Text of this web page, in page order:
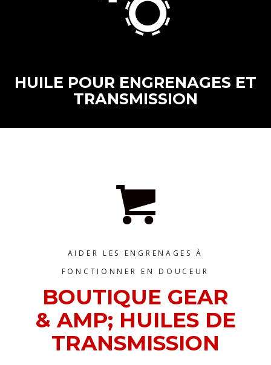
HUILE POUR ENGRENAGES ET
TRANSMISSION
AIDER LES ENGRENAGES À
FONCTIONNER EN DOUCEUR
BOUTIQUE GEAR
& AMP; HUILES DE
TRANSMISSION